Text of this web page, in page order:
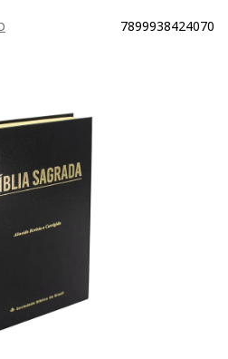
7899938424070